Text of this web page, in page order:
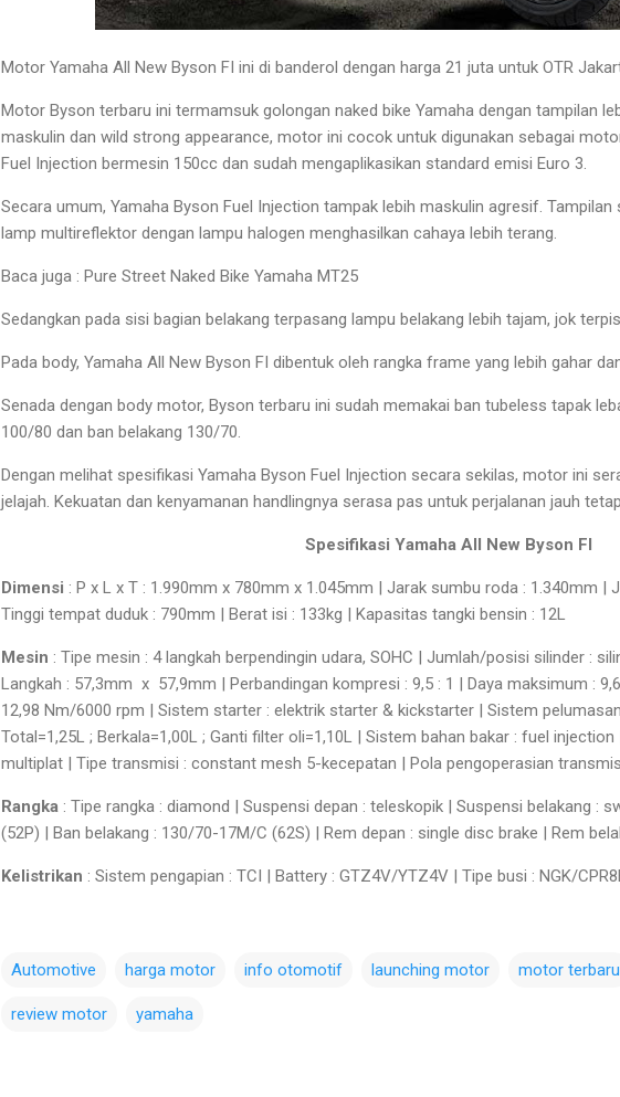
Motor Yamaha All New Byson FI ini di banderol dengan harga 21 juta untuk OTR
Motor Byson terbaru ini termamsuk golongan naked bike Yamaha dengan tampilan
maskulin dan wild strong appearance, motor ini cocok untuk digunakan sebagai
Fuel Injection bermesin 150cc dan sudah mengaplikasikan standard emisi Euro 3.
Secara umum, Yamaha Byson Fuel Injection tampak lebih maskulin agresif. Tampilan
lamp multireflektor dengan lampu halogen menghasilkan cahaya lebih terang.
Baca juga : Pure Street Naked Bike Yamaha MT25
Sedangkan pada sisi bagian belakang terpasang lampu belakang lebih tajam, jok
Pada body, Yamaha All New Byson FI dibentuk oleh rangka frame yang lebih gahar
Senada dengan body motor, Byson terbaru ini sudah memakai ban tubeless tapak
100/80 dan ban belakang 130/70.
Dengan melihat spesifikasi Yamaha Byson Fuel Injection secara sekilas, motor ini
jelajah. Kekuatan dan kenyamanan handlingnya serasa pas untuk perjalanan jauh
Spesifikasi Yamaha All New Byson FI
Dimensi : P x L x T : 1.990mm x 780mm x 1.045mm | Jarak sumbu roda : 1.340mm |
Tinggi tempat duduk : 790mm | Berat isi : 133kg | Kapasitas tangki bensin : 12L
Mesin : Tipe mesin : 4 langkah berpendingin udara, SOHC | Jumlah/posisi silinder :
Langkah : 57,3mm x 57,9mm | Perbandingan kompresi : 9,5 : 1 | Daya maksimum :
12,98 Nm/6000 rpm | Sistem starter : elektrik starter & kickstarter | Sistem
Total=1,25L ; Berkala=1,00L ; Ganti filter oli=1,10L | Sistem bahan bakar : fuel
multiplat | Tipe transmisi : constant mesh 5-kecepatan | Pola pengoperasian
Rangka : Tipe rangka : diamond | Suspensi depan : teleskopik | Suspensi belakang :
(52P) | Ban belakang : 130/70-17M/C (62S) | Rem depan : single disc brake | Rem
Kelistrikan : Sistem pengapian : TCI | Battery : GTZ4V/YTZ4V | Tipe busi : NGK/
Automotive harga motor info otomotif launching motor motor terbaru
review motor yamaha